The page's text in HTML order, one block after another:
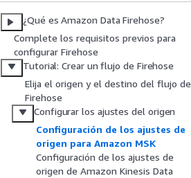
¿Qué es Amazon Data Firehose?
Complete los requisitos previos para
configurar Firehose
Tutorial: Crear un flujo de Firehose
Elija el origen y el destino del flujo de
Firehose
Configurar los ajustes del origen
Configuración de los ajustes de
origen para Amazon MSK
Configuración de los ajustes de
origen de Amazon Kinesis Data